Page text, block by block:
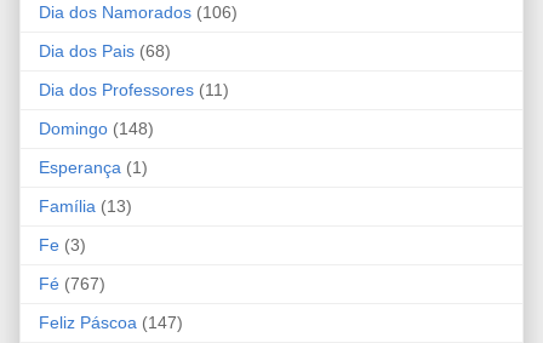
Dia dos Namorados (106)
Dia dos Pais (68)
Dia dos Professores (11)
Domingo (148)
Esperança (1)
Família (13)
Fe (3)
Fé (767)
Feliz Páscoa (147)